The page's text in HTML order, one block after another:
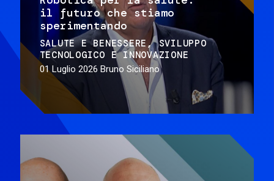
il futuro che stiamo
sperimentando
SALUTE E BENESSERE
SVILUPPO
TECNOLOGICO E INNOVAZIONE
01 Luglio 2026 Bruno Siciliano